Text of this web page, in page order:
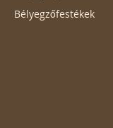
Bélyegzőfestékek